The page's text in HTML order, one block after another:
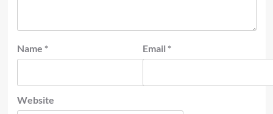
Name * Email *
Website